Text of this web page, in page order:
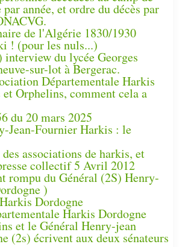
année, et ordre du décès par
de l'Algérie 1830/1930
! (pour les nuls...)
du lycée Georges
sur-lot à Bergerac.
Départementale Harkis
et Orphelins, comment cela a
du 20 mars 2025
Jean-Fournier Harkis : le
associations de harkis, et
collectif 5 Avril 2012
rompu du Général (2S) Henry-
)
Dordogne
Harkis Dordogne
et le Général Henry-jean
(2s) écrivent aux deux sénateurs